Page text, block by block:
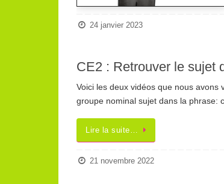
24 janvier 2023
CE2 : Retrouver le sujet
Voici les deux vidéos que nous avons
groupe nominal sujet dans la phrase:
Lire la suite…
21 novembre 2022